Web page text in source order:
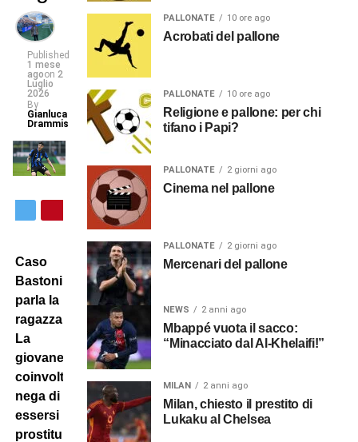
Published
1 mese
agoon 2
Luglio
2026
By
Gianluca
Drammis
Caso
Bastoni:
parla la
ragazza.
La
giovane
coinvolta
nega di
essersi
prostituita
PALLONATE 10 ore ago
Acrobati del pallone
PALLONATE 10 ore ago
Religione e pallone: per chi
tifano i Papi?
PALLONATE 2 giorni ago
Cinema nel pallone
PALLONATE 2 giorni ago
Mercenari del pallone
NEWS 2 anni ago
Mbappé vuota il sacco:
“Minacciato dal Al-Khelaifi!”
MILAN 2 anni ago
Milan, chiesto il prestito di
Lukaku al Chelsea